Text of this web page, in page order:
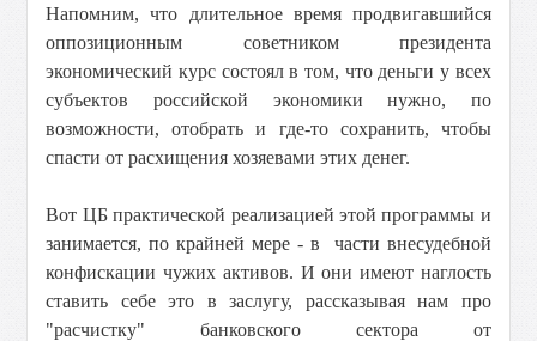
Напомним, что длительное время продвигавшийся
оппозиционным советником президента
экономический курс состоял в том, что деньги у всех
субъектов российской экономики нужно, по
возможности, отобрать и где-то сохранить, чтобы
спасти от расхищения хозяевами этих денег.
Вот ЦБ практической реализацией этой программы и
занимается, по крайней мере - в части внесудебной
конфискации чужих активов. И они имеют наглость
ставить себе это в заслугу, рассказывая нам про
"расчистку" банковского сектора от